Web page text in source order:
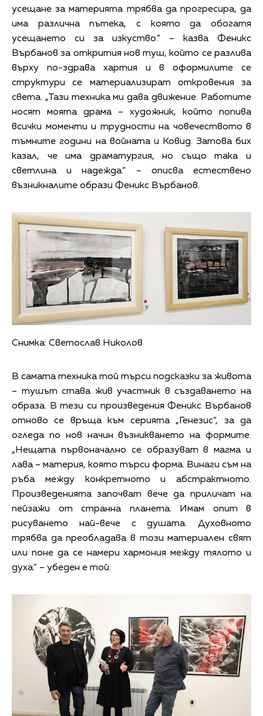
усещане за материята трябва да прогресира, да
има различна пътека, с която да обогатя
усещането си за изкуство.“ – казва Феникс
Върбанов за открития нов туш, който се разлива
върху по-здрава хартия и в оформилите се
структури се материализират откровения за
света. „Тази техника ми дава движение. Работите
носят моята драма – художник, който попива
всички моменти и трудности на човечеството в
тъмните години на войната и Ковид. Затова бих
казал, че има драматургия, но също така и
светлина и надежда.“ – описва естествено
възникналите образи Феникс Върбанов.
Снимка: Светослав Николов
В самата техника той търси подсказки за живота
– тушът става жив участник в създаването на
образа. В тези си произведения Феникс Върбанов
отново се връща към серията „Генезис“, за да
огледа по нов начин възникването на формите.
„Нещата първоначално се образуват в магма и
лава – материя, която търси форма. Винаги съм на
ръба между конкретното и абстрактното.
Произведенията започват вече да приличат на
пейзажи от странна планета. Имам опит в
рисуването най-вече с душата. Духовното
трябва да преобладава в този материален свят
или поне да се намери хармония между тялото и
духа.“ – убеден е той.